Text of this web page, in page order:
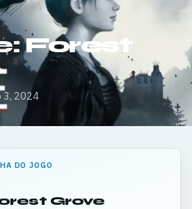
Forest
3, 2024
DO JOGO
Grove